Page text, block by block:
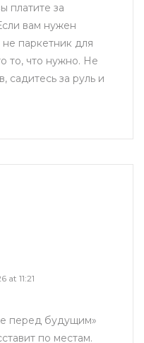
платите за
вам нужен
паркетник для
то, что нужно. Не
садитесь за руль и
11:21
перед будущим»
по местам.